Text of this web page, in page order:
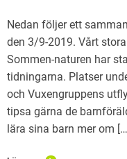
Nedan följer ett
den 3/9-2019. Vårt
Sommen-naturen har
tidningarna. Platser
och Vuxengruppens
tipsa gärna de
lära sina barn mer om